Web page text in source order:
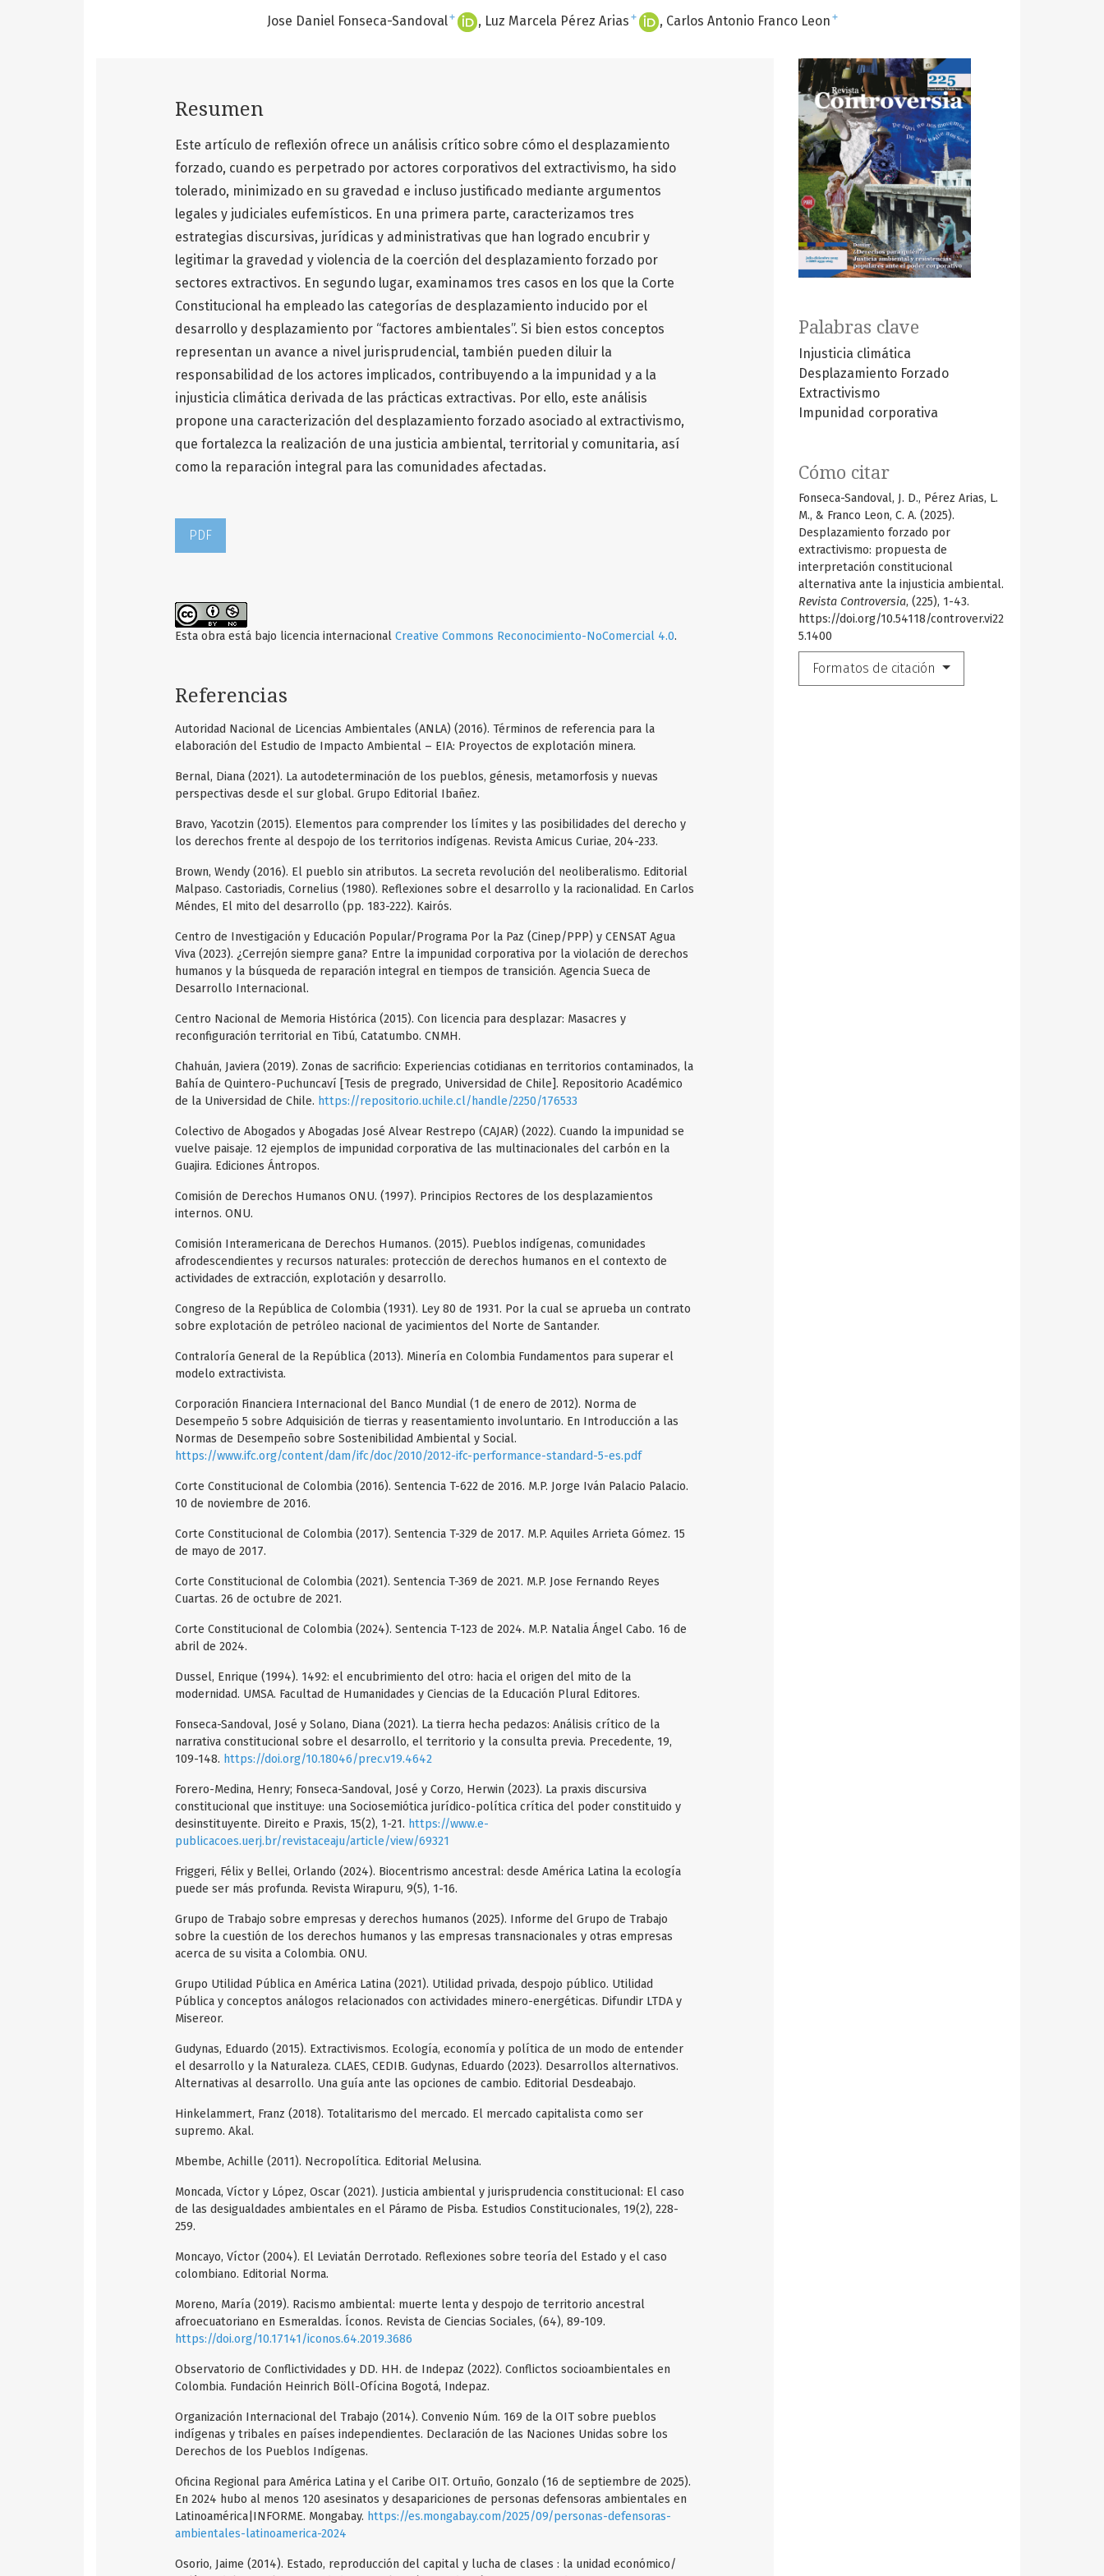
Jose Daniel Fonseca-Sandoval+ Luz Marcela Pérez Arias + Carlos Antonio Franco Leon +
Palabras clave
Injusticia climática
Desplazamiento Forzado
Extractivismo
Impunidad corporativa
Cómo citar
Fonseca-Sandoval, J. D., Pérez Arias, L.
M., & Franco Leon, C. A. (2025).
Desplazamiento forzado por
extractivismo: propuesta de
interpretación constitucional
alternativa ante la injusticia ambiental.
Revista Controversia, (225), 1-43.
https://doi.org/10.54118/controver.vi22
5.1400
Formatos de citación
Resumen
Este artículo de reflexión ofrece un análisis crítico sobre cómo el desplazamiento
forzado, cuando es perpetrado por actores corporativos del extractivismo, ha sido
tolerado, minimizado en su gravedad e incluso justificado mediante argumentos
legales y judiciales eufemísticos. En una primera parte, caracterizamos tres
estrategias discursivas, jurídicas y administrativas que han logrado encubrir y
legitimar la gravedad y violencia de la coerción del desplazamiento forzado por
sectores extractivos. En segundo lugar, examinamos tres casos en los que la Corte
Constitucional ha empleado las categorías de desplazamiento inducido por el
desarrollo y desplazamiento por “factores ambientales”. Si bien estos conceptos
representan un avance a nivel jurisprudencial, también pueden diluir la
responsabilidad de los actores implicados, contribuyendo a la impunidad y a la
injusticia climática derivada de las prácticas extractivas. Por ello, este análisis
propone una caracterización del desplazamiento forzado asociado al extractivismo,
que fortalezca la realización de una justicia ambiental, territorial y comunitaria, así
como la reparación integral para las comunidades afectadas.
PDF
Esta obra está bajo licencia internacional Creative Commons Reconocimiento-NoComercial 4.0.
Referencias
Autoridad Nacional de Licencias Ambientales (ANLA) (2016). Términos de referencia para la
elaboración del Estudio de Impacto Ambiental – EIA: Proyectos de explotación minera.
Bernal, Diana (2021). La autodeterminación de los pueblos, génesis, metamorfosis y nuevas
perspectivas desde el sur global. Grupo Editorial Ibañez.
Bravo, Yacotzin (2015). Elementos para comprender los límites y las posibilidades del derecho y
los derechos frente al despojo de los territorios indígenas. Revista Amicus Curiae, 204-233.
Brown, Wendy (2016). El pueblo sin atributos. La secreta revolución del neoliberalismo. Editorial
Malpaso. Castoriadis, Cornelius (1980). Reflexiones sobre el desarrollo y la racionalidad. En Carlos
Méndes, El mito del desarrollo (pp. 183-222). Kairós.
Centro de Investigación y Educación Popular/Programa Por la Paz (Cinep/PPP) y CENSAT Agua
Viva (2023). ¿Cerrejón siempre gana? Entre la impunidad corporativa por la violación de derechos
humanos y la búsqueda de reparación integral en tiempos de transición. Agencia Sueca de
Desarrollo Internacional.
Centro Nacional de Memoria Histórica (2015). Con licencia para desplazar: Masacres y
reconfiguración territorial en Tibú, Catatumbo. CNMH.
Chahuán, Javiera (2019). Zonas de sacrificio: Experiencias cotidianas en territorios contaminados, la
Bahía de Quintero-Puchuncaví [Tesis de pregrado, Universidad de Chile]. Repositorio Académico
de la Universidad de Chile. https://repositorio.uchile.cl/handle/2250/176533
Colectivo de Abogados y Abogadas José Alvear Restrepo (CAJAR) (2022). Cuando la impunidad se
vuelve paisaje. 12 ejemplos de impunidad corporativa de las multinacionales del carbón en la
Guajira. Ediciones Ántropos.
Comisión de Derechos Humanos ONU. (1997). Principios Rectores de los desplazamientos
internos. ONU.
Comisión Interamericana de Derechos Humanos. (2015). Pueblos indígenas, comunidades
afrodescendientes y recursos naturales: protección de derechos humanos en el contexto de
actividades de extracción, explotación y desarrollo.
Congreso de la República de Colombia (1931). Ley 80 de 1931. Por la cual se aprueba un contrato
sobre explotación de petróleo nacional de yacimientos del Norte de Santander.
Contraloría General de la República (2013). Minería en Colombia Fundamentos para superar el
modelo extractivista.
Corporación Financiera Internacional del Banco Mundial (1 de enero de 2012). Norma de
Desempeño 5 sobre Adquisición de tierras y reasentamiento involuntario. En Introducción a las
Normas de Desempeño sobre Sostenibilidad Ambiental y Social.
https://www.ifc.org/content/dam/ifc/doc/2010/2012-ifc-performance-standard-5-es.pdf
Corte Constitucional de Colombia (2016). Sentencia T-622 de 2016. M.P. Jorge Iván Palacio Palacio.
10 de noviembre de 2016.
Corte Constitucional de Colombia (2017). Sentencia T-329 de 2017. M.P. Aquiles Arrieta Gómez. 15
de mayo de 2017.
Corte Constitucional de Colombia (2021). Sentencia T-369 de 2021. M.P. Jose Fernando Reyes
Cuartas. 26 de octubre de 2021.
Corte Constitucional de Colombia (2024). Sentencia T-123 de 2024. M.P. Natalia Ángel Cabo. 16 de
abril de 2024.
Dussel, Enrique (1994). 1492: el encubrimiento del otro: hacia el origen del mito de la
modernidad. UMSA. Facultad de Humanidades y Ciencias de la Educación Plural Editores.
Fonseca-Sandoval, José y Solano, Diana (2021). La tierra hecha pedazos: Análisis crítico de la
narrativa constitucional sobre el desarrollo, el territorio y la consulta previa. Precedente, 19,
109-148. https://doi.org/10.18046/prec.v19.4642
Forero-Medina, Henry; Fonseca-Sandoval, José y Corzo, Herwin (2023). La praxis discursiva
constitucional que instituye: una Sociosemiótica jurídico-política crítica del poder constituido y
desinstituyente. Direito e Praxis, 15(2), 1-21. https://www.e-
publicacoes.uerj.br/revistaceaju/article/view/69321
Friggeri, Félix y Bellei, Orlando (2024). Biocentrismo ancestral: desde América Latina la ecología
puede ser más profunda. Revista Wirapuru, 9(5), 1-16.
Grupo de Trabajo sobre empresas y derechos humanos (2025). Informe del Grupo de Trabajo
sobre la cuestión de los derechos humanos y las empresas transnacionales y otras empresas
acerca de su visita a Colombia. ONU.
Grupo Utilidad Pública en América Latina (2021). Utilidad privada, despojo público. Utilidad
Pública y conceptos análogos relacionados con actividades minero-energéticas. Difundir LTDA y
Misereor.
Gudynas, Eduardo (2015). Extractivismos. Ecología, economía y política de un modo de entender
el desarrollo y la Naturaleza. CLAES, CEDIB. Gudynas, Eduardo (2023). Desarrollos alternativos.
Alternativas al desarrollo. Una guía ante las opciones de cambio. Editorial Desdeabajo.
Hinkelammert, Franz (2018). Totalitarismo del mercado. El mercado capitalista como ser
supremo. Akal.
Mbembe, Achille (2011). Necropolítica. Editorial Melusina.
Moncada, Víctor y López, Oscar (2021). Justicia ambiental y jurisprudencia constitucional: El caso
de las desigualdades ambientales en el Páramo de Pisba. Estudios Constitucionales, 19(2), 228-
259.
Moncayo, Víctor (2004). El Leviatán Derrotado. Reflexiones sobre teoría del Estado y el caso
colombiano. Editorial Norma.
Moreno, María (2019). Racismo ambiental: muerte lenta y despojo de territorio ancestral
afroecuatoriano en Esmeraldas. Íconos. Revista de Ciencias Sociales, (64), 89-109.
https://doi.org/10.17141/iconos.64.2019.3686
Observatorio de Conflictividades y DD. HH. de Indepaz (2022). Conflictos socioambientales en
Colombia. Fundación Heinrich Böll-Ofícina Bogotá, Indepaz.
Organización Internacional del Trabajo (2014). Convenio Núm. 169 de la OIT sobre pueblos
indígenas y tribales en países independientes. Declaración de las Naciones Unidas sobre los
Derechos de los Pueblos Indígenas.
Oficina Regional para América Latina y el Caribe OIT. Ortuño, Gonzalo (16 de septiembre de 2025).
En 2024 hubo al menos 120 asesinatos y desapariciones de personas defensoras ambientales en
Latinoamérica|INFORME. Mongabay. https://es.mongabay.com/2025/09/personas-defensoras-
ambientales-latinoamerica-2024
Osorio, Jaime (2014). Estado, reproducción del capital y lucha de clases : la unidad económico/